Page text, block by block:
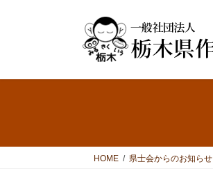
HOME 県士会からのお知らせ